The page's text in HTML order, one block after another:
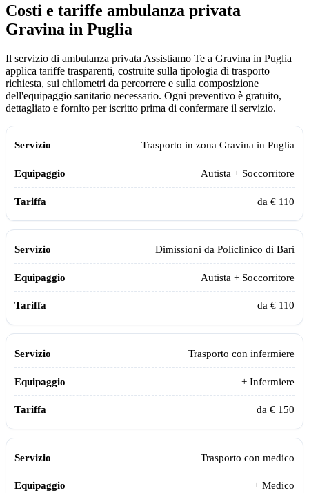
Costi e tariffe ambulanza privata
Gravina in Puglia
Il servizio di ambulanza privata Assistiamo Te a Gravina in Puglia
applica tariffe trasparenti, costruite sulla tipologia di trasporto
richiesta, sui chilometri da percorrere e sulla composizione
dell'equipaggio sanitario necessario. Ogni preventivo è gratuito,
dettagliato e fornito per iscritto prima di confermare il servizio.
Servizio
Trasporto in zona Gravina in Puglia
Autista + Soccorritore
da € 110
Dimissioni da Policlinico di Bari
Autista + Soccorritore
da € 110
Trasporto con infermiere
+ Infermiere
da € 150
Trasporto con medico
+ Medico